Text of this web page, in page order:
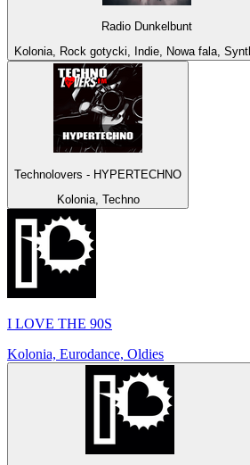
Radio Dunkelbunt
Kolonia, Rock gotycki, Indie, Nowa fala,
Technolovers - HYPERTECHNO
Kolonia, Techno
I LOVE THE 90S
Kolonia, Eurodance, Oldies